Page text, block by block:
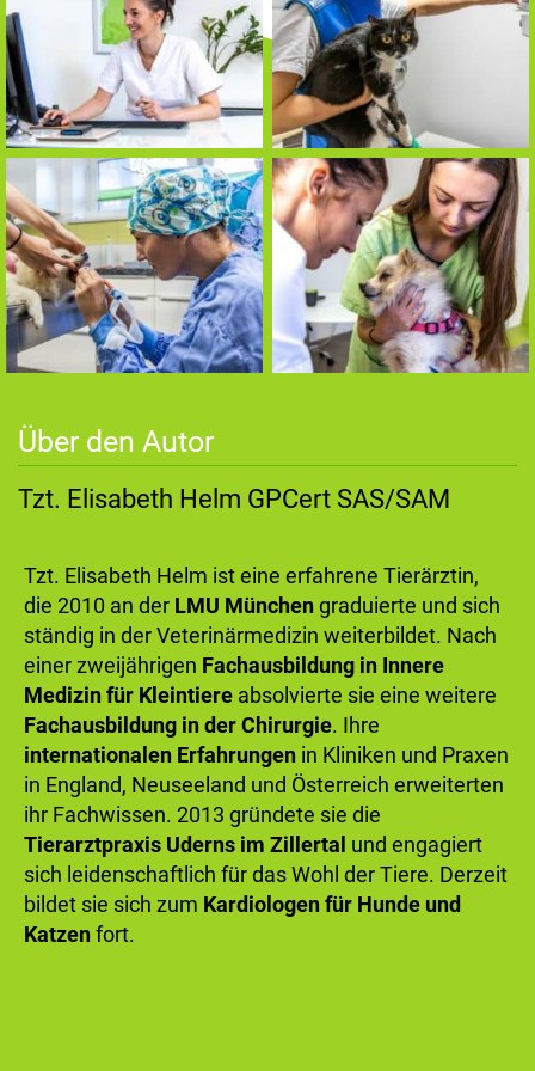
Über den Autor
Tzt. Elisabeth Helm GPCert SAS/SAM
Tzt. Elisabeth Helm ist eine erfahrene Tierärztin,
die 2010 an der LMU Münchengraduierte und sich
ständig in der Veterinärmedizin weiterbildet. Nach
einer zweijährigen Fachausbildung in Innere
Medizin für Kleintiere absolvierte sie eine weitere
Fachausbildung in der Chirurgie. Ihre
internationalen Erfahrungen in Kliniken und Praxen
in England, Neuseeland und Österreich erweiterten
ihr Fachwissen. 2013 gründete sie die
Tierarztpraxis Uderns im Zillertal und engagiert
sich leidenschaftlich für das Wohl der Tiere. Derzeit
bildet sie sich zum Kardiologen für Hunde und
Katzenfort.